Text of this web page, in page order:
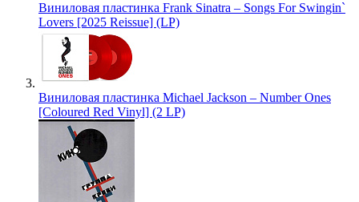
Виниловая пластинка Frank Sinatra – Songs For Swingin`
Lovers [2025 Reissue] (LP)
Виниловая пластинка Michael Jackson – Number Ones
[Coloured Red Vinyl] (2 LP)